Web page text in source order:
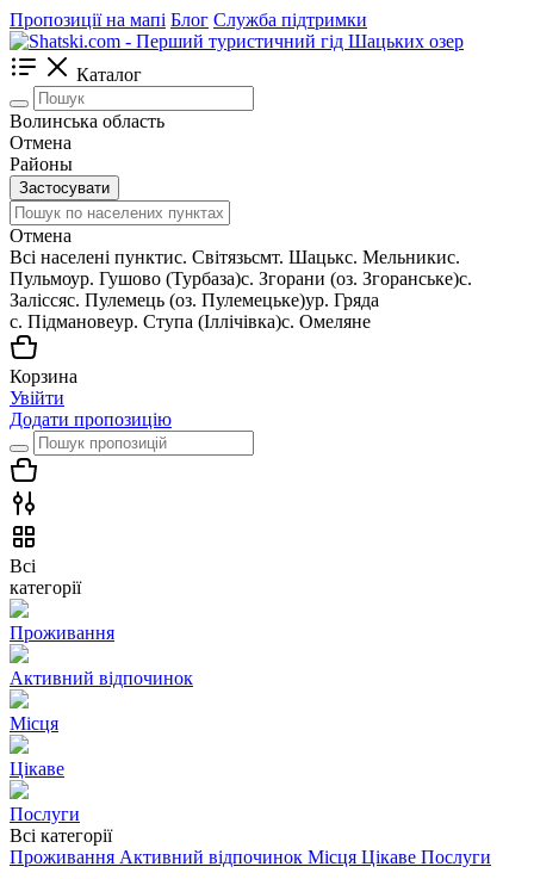
Пропозиції на мапі Блог Служба підтримки
Каталог
Волинська область
Отмена
Районы
Застосувати
Отмена
Всі населені пунктиc. Світязьсмт. Шацькс. Мельникис.
Пульмоур. Гушово (Турбаза)с. Згорани (оз. Згоранське)с.
Заліссяс. Пулемець (оз. Пулемецьке)ур. Гряда
с. Підмановеур. Ступа (Іллічівка)с. Омеляне
Корзина
Увійти
Додати пропозицію
Всі
категорії
Проживання
Активний відпочинок
Місця
Цікаве
Послуги
Всі категорії
Проживання Активний відпочинок Місця Цікаве Послуги